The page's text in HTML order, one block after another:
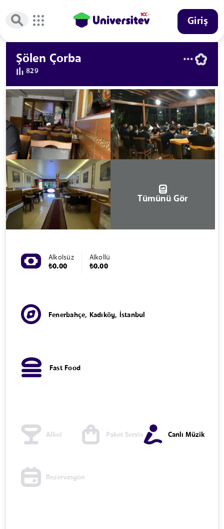
Giriş
Şölen Çorba
829
Tümünü Gör
Alkolsüz
₺0.00
Alkollü
₺0.00
Fenerbahçe, Kadıköy, İstanbul
Fast Food
Alkol Paket Servis Canlı Müzik
Rezervasyon